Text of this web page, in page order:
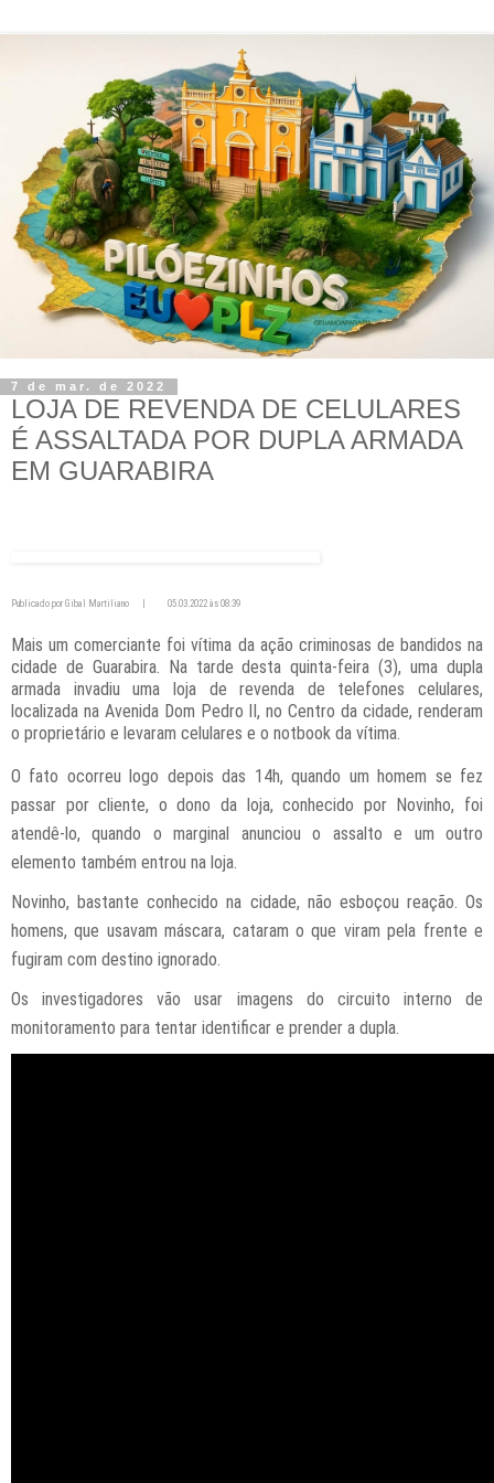
7 de mar. de 2022
LOJA DE REVENDA DE CELULARES
É ASSALTADA POR DUPLA ARMADA
EM GUARABIRA
Publicado por Gibal Martiliano 05.03.2022 às 08:39
Mais um comerciante foi vítima da ação criminosas de bandidos na
cidade de Guarabira. Na tarde desta quinta-feira (3), uma dupla
armada invadiu uma loja de revenda de telefones celulares,
localizada na Avenida Dom Pedro II, no Centro da cidade, renderam
o proprietário e levaram celulares e o notbook da vítima.
O fato ocorreu logo depois das 14h, quando um homem se fez
passar por cliente, o dono da loja, conhecido por Novinho, foi
atendê-lo, quando o marginal anunciou o assalto e um outro
elemento também entrou na loja.
Novinho, bastante conhecido na cidade, não esboçou reação. Os
homens, que usavam máscara, cataram o que viram pela frente e
fugiram com destino ignorado.
Os investigadores vão usar imagens do circuito interno de
monitoramento para tentar identificar e prender a dupla.